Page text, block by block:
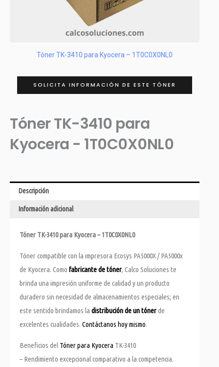
Tóner TK-3410 para Kyocera – 1T0C0X0NL0
SOLICITA INFORMACIÓN DE ESTE TÓNER
Tóner TK-3410 para
Kyocera - 1T0C0X0NL0
Descripción
Información adicional
Tóner TK-3410 para Kyocera – 1T0C0X0NL0
Tóner compatible con la impresora Ecosys PA5000X / PA5000x
de Kyocera. Como fabricante de tóner, Calco Soluciones te
brinda una impresión uniforme de calidad y un producto
duradero sin necesidad de almacenamientos especiales; en
este sentido brindamos la distribución de un tónerde
excelentes cualidades. Contáctanos hoy mismo.
Beneficios del Tóner para Kyocera TK-3410
– Rendimiento excepcional comparativo a la competencia.